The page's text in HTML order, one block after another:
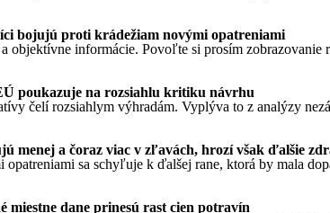
bojujú proti krádežiam novými opatreniami
objektívne informácie. Povoľte si prosím
poukazuje na rozsiahlu kritiku návrhu
čelí rozsiahlym výhradám. Vyplýva to z analýzy
menej a čoraz viac v zľavách, hrozí však ďalšie
sa schyľuje k ďalšej rane, ktorá by mala
miestne dane prinesú rast cien potravín